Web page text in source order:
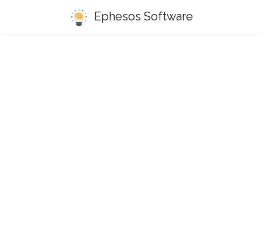
Ephesos Software